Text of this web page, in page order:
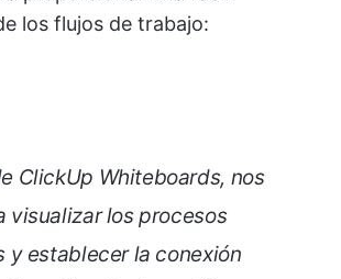
los flujos de trabajo:
ClickUp Whiteboards, nos
visualizar los procesos
y establecer la conexión